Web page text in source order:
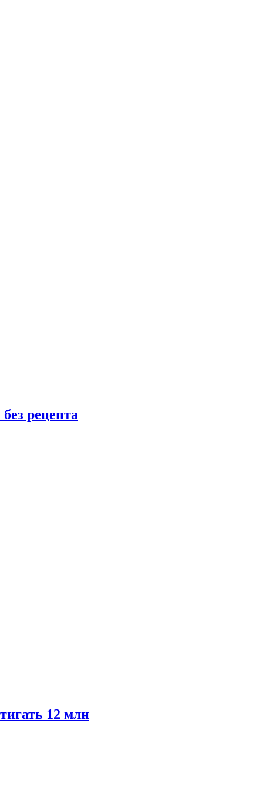
рецепта
12 млн